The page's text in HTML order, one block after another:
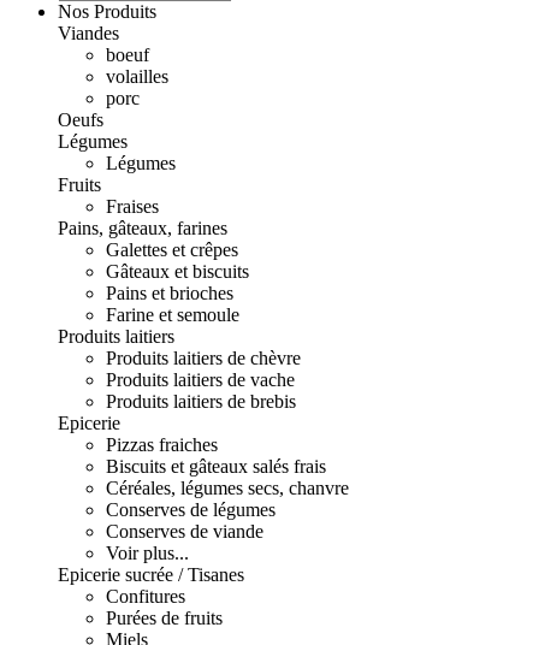
Nos Produits
Viandes
boeuf
volailles
porc
Oeufs
Légumes
Légumes
Fruits
Fraises
Pains, gâteaux, farines
Galettes et crêpes
Gâteaux et biscuits
Pains et brioches
Farine et semoule
Produits laitiers
Produits laitiers de chèvre
Produits laitiers de vache
Produits laitiers de brebis
Epicerie
Pizzas fraiches
Biscuits et gâteaux salés frais
Céréales, légumes secs, chanvre
Conserves de légumes
Conserves de viande
Voir plus...
Epicerie sucrée / Tisanes
Confitures
Purées de fruits
Miels